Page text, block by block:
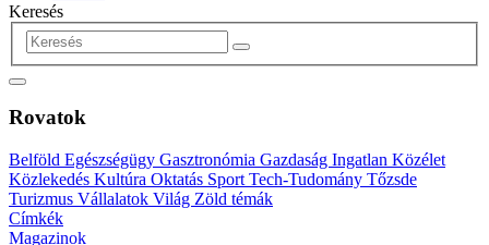
Keresés
Rovatok
Belföld Egészségügy Gasztronómia Gazdaság Ingatlan Közélet
Közlekedés Kultúra Oktatás Sport Tech-Tudomány Tőzsde
Turizmus Vállalatok Világ Zöld témák
Címkék
Magazinok